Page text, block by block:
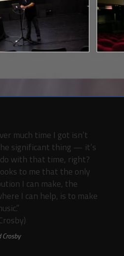
much time I got isn’t
significant thing — it’s
with that time, right?
to me that the only
I can make, the
I can help, is to make
Crosby